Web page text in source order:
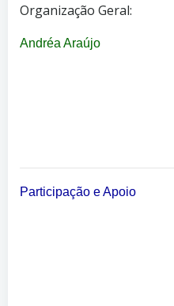
Organização Geral:
Andréa Araújo
Participação e Apoio